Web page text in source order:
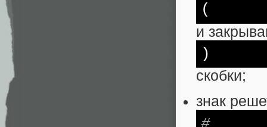
(
и
)
скобки;
знак